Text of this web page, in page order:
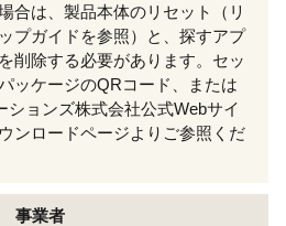
合は、製品本体のリセット（リ
プガイドを参照）と、探すアプ
削除する必要があります。セッ
ッケージのQRコード、または
ションズ株式会社公式Webサイ
ンロードページよりご参照くだ
事業者